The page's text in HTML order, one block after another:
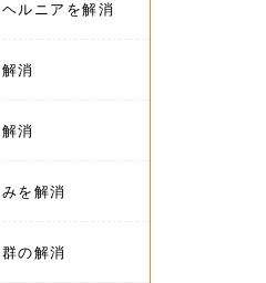
ルニアを解消
消
消
を解消
の解消